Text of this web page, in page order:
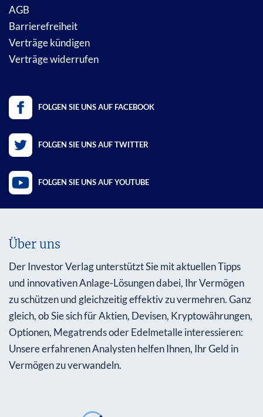
AGB
Barrierefreiheit
Verträge kündigen
Verträge widerrufen
FOLGEN SIE UNS AUF FACEBOOK
FOLGEN SIE UNS AUF TWITTER
FOLGEN SIE UNS AUF YOUTUBE
Über uns
Der Investor Verlag unterstützt Sie mit aktuellen Tipps
und innovativen Anlage-Lösungen dabei, Ihr Vermögen
zu schützen und gleichzeitig effektiv zu vermehren. Ganz
gleich, ob Sie sich für Aktien, Devisen, Kryptowährungen,
Optionen, Megatrends oder Edelmetalle interessieren:
Unsere erfahrenen Analysten helfen Ihnen, Ihr Geld in
Vermögen zu verwandeln.